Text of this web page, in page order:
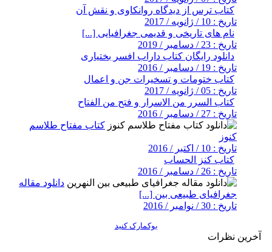
کتاب ترس از دیدگاه روانکاوی و نقش آن
تاریخ : 10 / ژانویه / 2017
نام های تاریخی و قدیمی جغرافیایی [...]
تاریخ : 23 / دسامبر / 2019
دانلود رایگان کتاب داراب افسر بختیاری
تاریخ : 19 / دسامبر / 2016
کتاب ختومات و تسخیرات جن و اعمال
تاریخ : 05 / ژانویه / 2017
کتاب السرر من الاسرار و فتح من الفتاح
تاریخ : 27 / دسامبر / 2016
کتاب مفتاح طلاسم
کنوز
تاریخ : 10 / اکتبر / 2016
کتاب کنز الحساب
تاریخ : 26 / دسامبر / 2016
دانلود مقاله
جغرافیای طبیعی بین [...]
تاریخ : 30 / نوامبر / 2016
بوکمارک کنید
آخرین نظرات